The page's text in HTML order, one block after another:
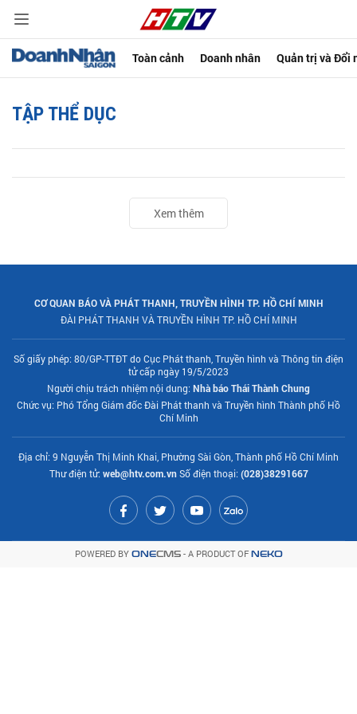
Toàn cảnh Doanh nhân Quản trị và Đổi
TẬP THỂ DỤC
Xem thêm
CƠ QUAN BÁO VÀ PHÁT THANH, TRUYỀN HÌNH TP. HỒ CHÍ MINH
ĐÀI PHÁT THANH VÀ TRUYỀN HÌNH TP. HỒ CHÍ MINH
Số giấy phép: 80/GP-TTĐT do Cục Phát thanh, Truyền hình và Thông tin điện
tử cấp ngày 19/5/2023
Người chịu trách nhiệm nội dung: Nhà báo Thái Thành Chung
Chức vụ: Phó Tổng Giám đốc Đài Phát thanh và Truyền hình Thành phố Hồ
Chí Minh
Địa chỉ: 9 Nguyễn Thị Minh Khai, Phường Sài Gòn, Thành phố Hồ Chí Minh
Thư điện tử: web@htv.com.vnSố điện thoại: (028)38291667
POWERED BY ONECMS- A PRODUCT OF NEKO